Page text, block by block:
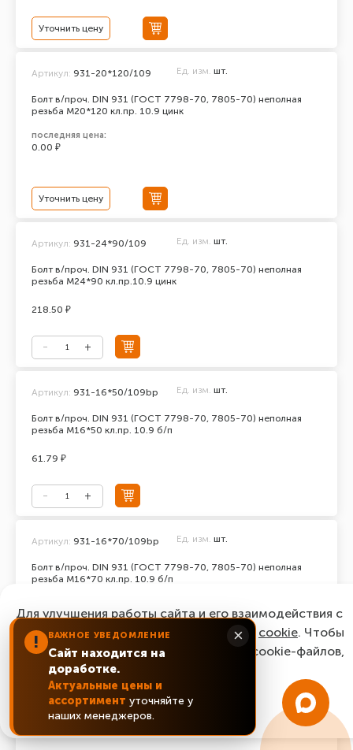
Уточнить цену
Болт в/проч. DIN 931 (ГОСТ 7798-70, 7805-70) неполная
резьба М20*120 кл.пр. 10.9 цинк
Артикул: 931-20*120/109 Ед. изм. шт.
последняя цена:
0.00 ₽
Уточнить цену
Болт в/проч. DIN 931 (ГОСТ 7798-70, 7805-70) неполная
резьба М24*90 кл.пр.10.9 цинк
Артикул: 931-24*90/109 Ед. изм. шт.
218.50 ₽
Болт в/проч. DIN 931 (ГОСТ 7798-70, 7805-70) неполная
резьба М16*50 кл.пр. 10.9 б/п
Артикул: 931-16*50/109bp Ед. изм. шт.
61.79 ₽
Болт в/проч. DIN 931 (ГОСТ 7798-70, 7805-70) неполная
резьба М16*70 кл.пр. 10.9 б/п
Артикул: 931-16*70/109bp Ед. изм. шт.
Болт в/проч. DIN 931 (ГОСТ 7798-70, 7805-70) неполная
Артикул: 931-20*150/129bp
! ВАЖНОЕ УВЕДОМЛЕНИЕ
Сайт находится на
доработке.
Актуальные цены и
ассортимент уточняйте у
наших менеджеров.
×
Для улучшения работы сайта и его взаимодействия с
пользователями мы используем файлы cookie. Чтобы
согласиться с нашим использованием cookie-файлов,
нажмите “Ок, понятно!”
ОК, понятно!